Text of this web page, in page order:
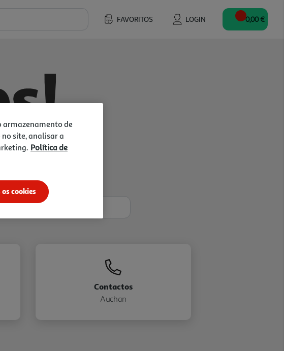
FAVORITOS LOGIN 0,00 €
Contactos
Auchan
armazenamento de
site, analisar a
Política de
cookies